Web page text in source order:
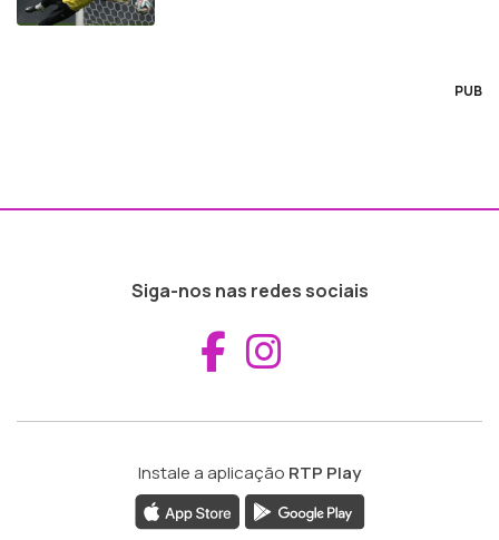
PUB
Siga-nos nas redes sociais
Aceder ao
Instale a aplicação RTP Play